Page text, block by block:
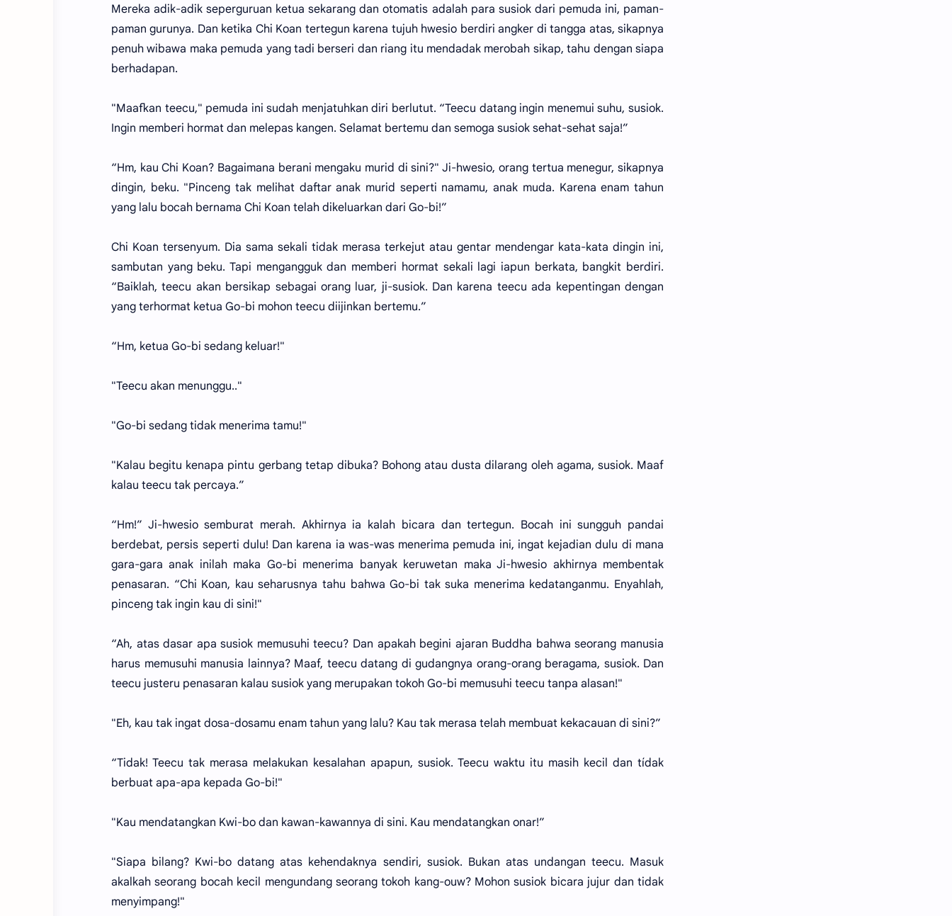
Mereka adik-adik seperguruan ketua sekarang dan otomatis adalah para susiok dari pemuda ini, paman-
paman gurunya. Dan ketika Chi Koan tertegun karena tujuh hwesio berdiri angker di tangga atas, sikapnya
penuh wibawa maka pemuda yang tadi berseri dan riang itu mendadak merobah sikap, tahu dengan siapa
berhadapan.
"Maafkan teecu," pemuda ini sudah menjatuhkan diri berlutut. “Teecu datang ingin menemui suhu, susiok.
Ingin memberi hormat dan melepas kangen. Selamat bertemu dan semoga susiok sehat-sehat saja!”
“Hm, kau Chi Koan? Bagaimana berani mengaku murid di sini?" Ji-hwesio, orang tertua menegur, sikapnya
dingin, beku. "Pinceng tak melihat daftar anak murid seperti namamu, anak muda. Karena enam tahun
yang lalu bocah bernama Chi Koan telah dikeluarkan dari Go-bi!”
Chi Koan tersenyum. Dia sama sekali tidak merasa terkejut atau gentar mendengar kata-kata dingin ini,
sambutan yang beku. Tapi mengangguk dan memberi hormat sekali lagi iapun berkata, bangkit berdiri.
“Baiklah, teecu akan bersikap sebagai orang luar, ji-susiok. Dan karena teecu ada kepentingan dengan
yang terhormat ketua Go-bi mohon teecu diijinkan bertemu.”
“Hm, ketua Go-bi sedang keluar!"
"Teecu akan menunggu.."
"Go-bi sedang tidak menerima tamu!"
"Kalau begitu kenapa pintu gerbang tetap dibuka? Bohong atau dusta dilarang oleh agama, susiok. Maaf
kalau teecu tak percaya.”
“Hm!” Ji-hwesio semburat merah. Akhirnya ia kalah bicara dan tertegun. Bocah ini sungguh pandai
berdebat, persis seperti dulu! Dan karena ia was-was menerima pemuda ini, ingat kejadian dulu di mana
gara-gara anak inilah maka Go-bi menerima banyak keruwetan maka Ji-hwesio akhirnya membentak
penasaran. “Chi Koan, kau seharusnya tahu bahwa Go-bi tak suka menerima kedatanganmu. Enyahlah,
pinceng tak ingin kau di sini!"
“Ah, atas dasar apa susiok memusuhi teecu? Dan apakah begini ajaran Buddha bahwa seorang manusia
harus memusuhi manusia lainnya? Maaf, teecu datang di gudangnya orang-orang beragama, susiok. Dan
teecu justeru penasaran kalau susiok yang merupakan tokoh Go-bi memusuhi teecu tanpa alasan!"
"Eh, kau tak ingat dosa-dosamu enam tahun yang lalu? Kau tak merasa telah membuat kekacauan di sini?”
“Tidak! Teecu tak merasa melakukan kesalahan apapun, susiok. Teecu waktu itu masih kecil dan tídak
berbuat apa-apa kepada Go-bi!"
"Kau mendatangkan Kwi-bo dan kawan-kawannya di sini. Kau mendatangkan onar!”
"Siapa bilang? Kwi-bo datang atas kehendaknya sendiri, susiok. Bukan atas undangan teecu. Masuk
akalkah seorang bocah kecil mengundang seorang tokoh kang-ouw? Mohon susiok bicara jujur dan tidak
menyimpang!"